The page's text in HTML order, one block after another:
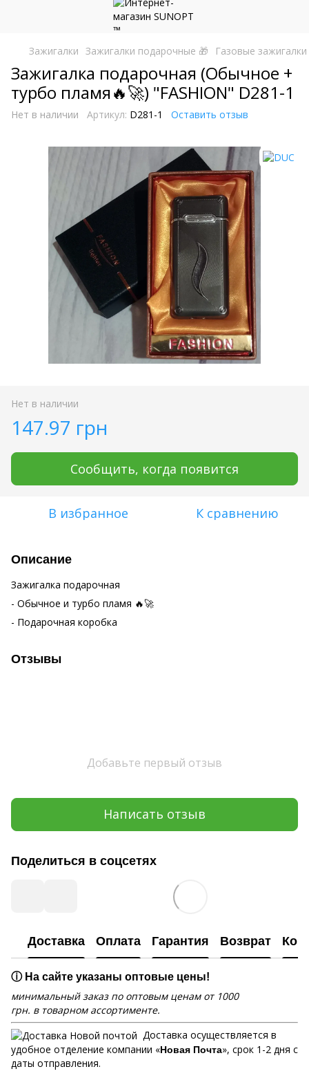
Зажигалки Зажигалки подарочные 🎁 Газовые зажигалки
Зажигалка подарочная (Обычное +
турбо пламя🔥🚀) "FASHION" D281-1
Нет в наличии Артикул: D281-1 Оставить отзыв
Нет в наличии
147.97 грн
Сообщить, когда появится
В избранное К сравнению
Описание
Зажигалка подарочная
- Обычное и турбо пламя 🔥🚀
- Подарочная коробка
Отзывы
Добавьте первый отзыв
Написать отзыв
Поделиться в соцсетях
Доставка Оплата Гарантия Возврат
ⓘ На сайте указаны оптовые цены!
минимальный заказ по оптовым ценам от 1000
грн. в товарном ассортименте.
Доставка осуществляется в
удобное отделение компании «Новая Почта», срок 1-2 дня с
даты отправления.